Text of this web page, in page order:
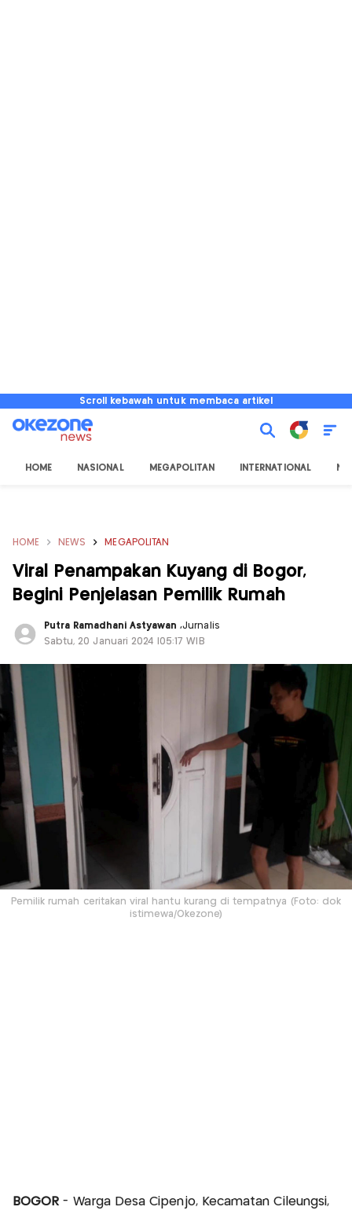
Scroll kebawah untuk membaca artikel
HOME NASIONAL MEGAPOLITAN INTERNATIONAL
HOME NEWS MEGAPOLITAN
Viral Penampakan Kuyang di Bogor,
Begini Penjelasan Pemilik Rumah
Putra Ramadhani Astyawan,Jurnalis
Sabtu, 20 Januari 2024 |05:17 WIB
Pemilik rumah ceritakan viral hantu kurang di tempatnya (Foto: dok
istimewa/Okezone)
BOGOR- Warga Desa Cipenjo, Kecamatan Cileungsi,